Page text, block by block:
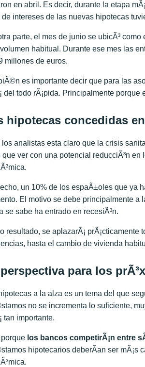
en abril. Es decir, durante la etapa
de intereses de las nuevas hipotecas
parte, el mes de junio se ubicÃ³
habitual. Durante ese mes las
millones de euros.
es importante decir que para las
del todo rÃ¡pida. Principalmente
hipotecas concedidas
los analistas esta claro que la crisis
que ver con una potencial reducciÃ³n
un 10% de los espaÃ±oles que ya
El motivo se debe principalmente a
se sabe ha entrado en recesiÃ³n.
resultado, se aplazarÃ¡
hasta el cambio de vivienda
para los
a la alza es un tema del que
no se incrementa lo suficiente,
tan importante.
porque los bancos competirÃ¡n entre
hipotecarios deberÃ­an ser mÃ¡s